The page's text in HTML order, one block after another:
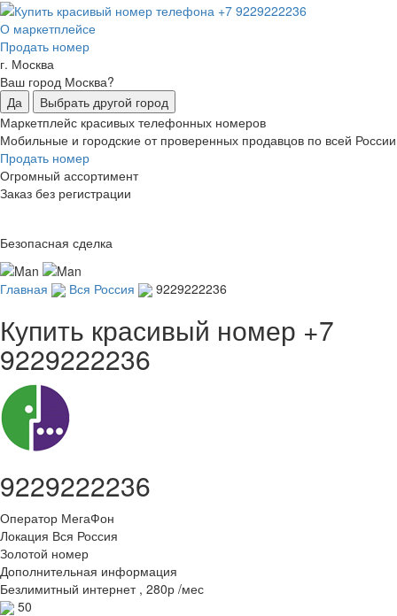
О маркетплейсе
Продать номер
г. Москва
Ваш город Москва?
Да
Выбрать другой город
Маркетплейс красивых телефонных номеров
Мобильные и городские от проверенных продавцов по всей России
Продать номер
Огромный ассортимент
Заказ без регистрации
Безопасная сделка
Главная Вся Россия 9229222236
Купить красивый номер +7
9229222236
9229222236
Оператор МегаФон
Локация Вся Россия
Золотой номер
Дополнительная информация
Безлимитный интернет , 280р /мес
50